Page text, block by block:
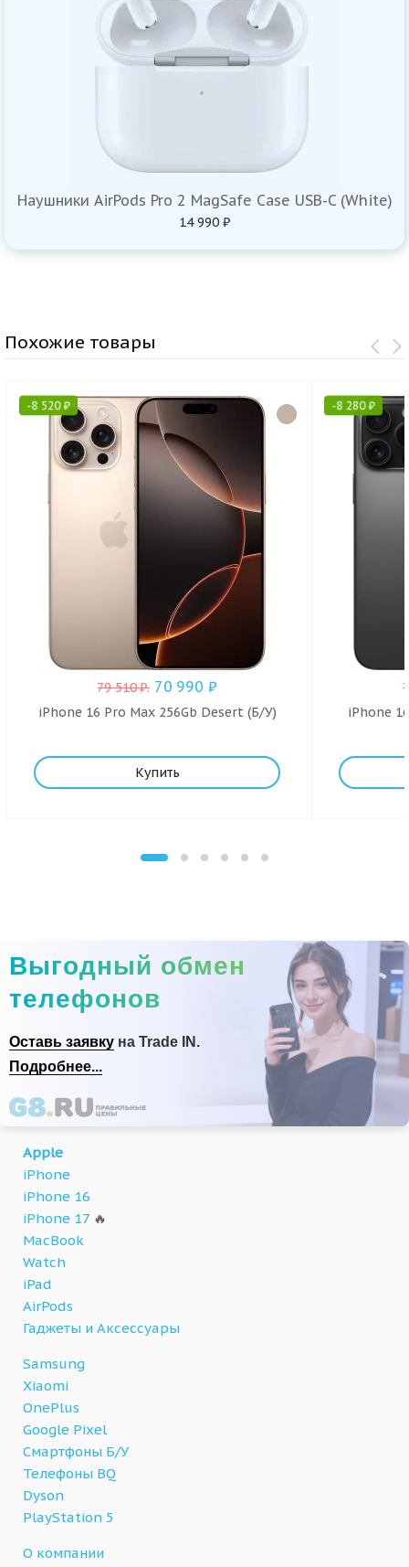
Наушники AirPods Pro 2 MagSafe Case USB-C (White)
14 990 ₽
Похожие товары
-8 520₽
79 510₽. 70 990 ₽
iPhone 16 Pro Max 256Gb Desert (Б/У)
Купить
-8 280₽
iPhone
Выгодный обмен
телефонов
Оставь заявку на Trade IN.
Подробнее...
Apple
iPhone
iPhone 16
iPhone 17 🔥
MacBook
Watch
iPad
AirPods
Гаджеты и Аксессуары
Samsung
Xiaomi
OnePlus
Google Pixel
Смартфоны Б/У
Телефоны BQ
Dyson
PlayStation 5
О компании